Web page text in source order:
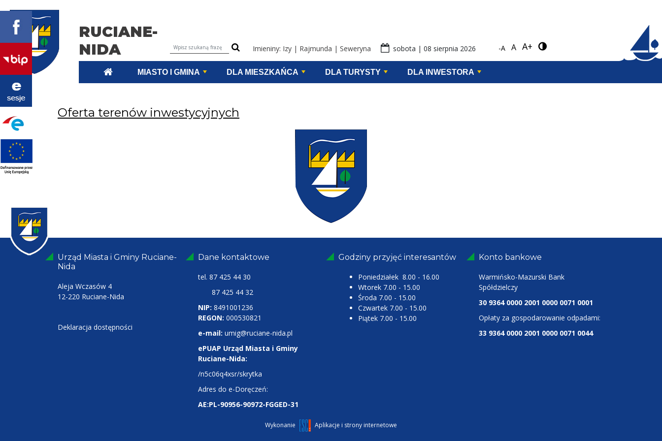
RUCIANE-
NIDA
Wyszukiwarka treści na stronieImieniny: Izy | Rajmunda | Seweryna sobota | 08 sierpnia 2026 -A A A+
MIASTO I GMINA DLA MIESZKAŃCA DLA TURYSTY DLA INWESTORA
Oferta terenów inwestycyjnych
Urząd Miasta i Gminy Ruciane-
Nida
Aleja Wczasów 4
12-220 Ruciane-Nida
Deklaracja dostępności
Dane kontaktowe
tel. 87 425 44 30
87 425 44 32
NIP: 8491001236
REGON: 000530821
e-mail: umig@ruciane-nida.pl
ePUAP Urząd Miasta i Gminy
Ruciane-Nida:
/n5c06q4xsr/skrytka
Adres do e-Doręczeń:
AE:PL-90956-90972-FGGED-31
Godziny przyjęć interesantów
Poniedziałek 8.00 - 16.00
Wtorek 7.00 - 15.00
Środa 7.00 - 15.00
Czwartek 7.00 - 15.00
Piątek 7.00 - 15.00
Konto bankowe
Warmińsko-Mazurski Bank
Spółdzielczy
30 9364 0000 2001 0000 0071 0001
Opłaty za gospodarowanie odpadami:
33 9364 0000 2001 0000 0071 0044
Wykonanie Aplikacje i strony internetowe